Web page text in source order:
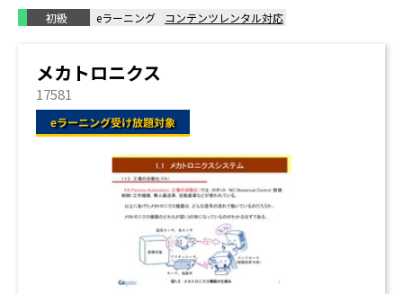
初級 eラーニング コンテンツレンタル対応
メカトロニクス
17581